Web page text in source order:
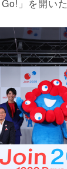
」を開いた